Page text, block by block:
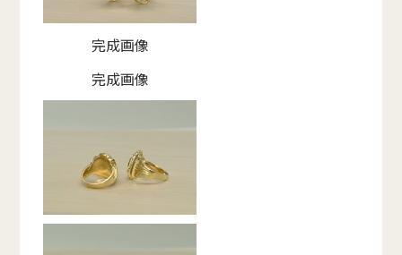
完成画像
完成画像